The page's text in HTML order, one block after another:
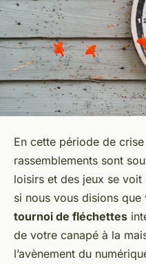
En cette période de
rassemblements sont
loisirs et des jeux se
si nous vous disions
tournoi de fléchettes
de votre canapé à la
l’avènement du